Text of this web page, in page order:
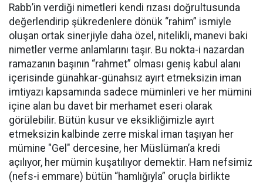
Rabb’in verdiği nimetleri kendi rızası doğrultusunda
değerlendirip şükredenlere dönük “rahim” ismiyle
oluşan ortak sinerjiyle daha özel, nitelikli, manevi baki
nimetler verme anlamlarını taşır. Bu nokta-i nazardan
ramazanın başının “rahmet” olması geniş kabul alanı
içerisinde günahkar-günahsız ayırt etmeksizin iman
imtiyazı kapsamında sadece müminleri ve her mümini
içine alan bu davet bir merhamet eseri olarak
görülebilir. Bütün kusur ve eksikliğimizle ayırt
etmeksizin kalbinde zerre miskal iman taşıyan her
mümine "Gel" dercesine, her Müslüman’a kredi
açılıyor, her mümin kuşatılıyor demektir. Ham nefsimiz
(nefs-i emmare) bütün “hamlığıyla” oruçla birlikte